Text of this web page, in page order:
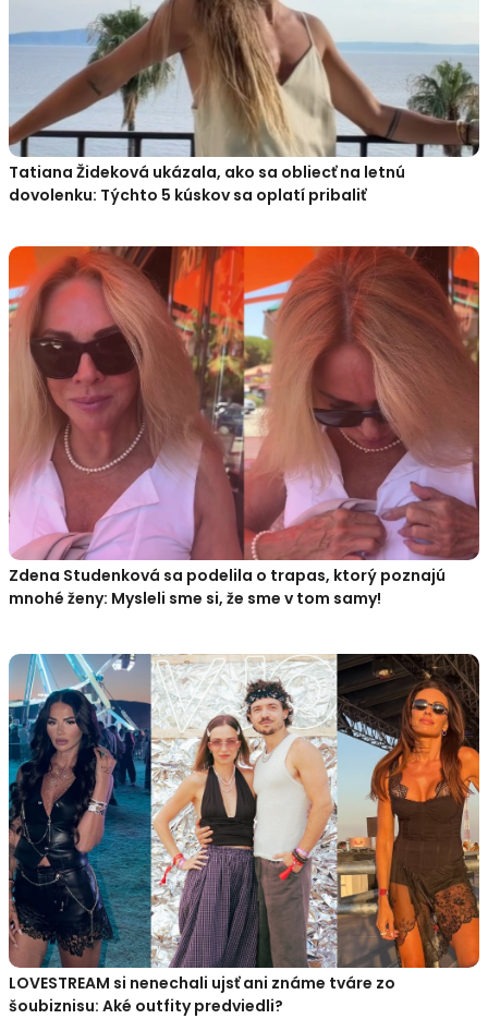
Tatiana Žideková ukázala, ako sa obliecť na letnú
dovolenku: Týchto 5 kúskov sa oplatí pribaliť
Zdena Studenková sa podelila o trapas, ktorý poznajú
mnohé ženy: Mysleli sme si, že sme v tom samy!
LOVESTREAM si nenechali ujsť ani známe tváre zo
šoubiznisu: Aké outfity predviedli?